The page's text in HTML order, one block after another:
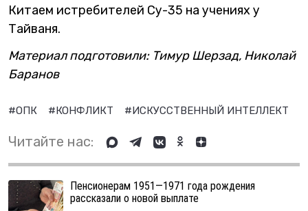
Китаем истребителей Су-35 на учениях у
Тайваня.
Материал подготовили: Тимур Шерзад, Николай
Баранов
#ОПК #КОНФЛИКТ #ИСКУССТВЕННЫЙ ИНТЕЛЛЕКТ
Читайте нас:
Пенсионерам 1951—1971 года рождения
рассказали о новой выплате